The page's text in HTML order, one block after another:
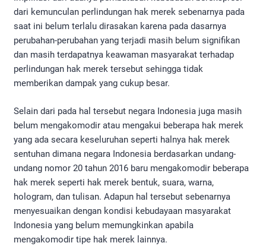
dari kemunculan perlindungan hak merek sebenarnya pada
saat ini belum terlalu dirasakan karena pada dasarnya
perubahan-perubahan yang terjadi masih belum signifikan
dan masih terdapatnya keawaman masyarakat terhadap
perlindungan hak merek tersebut sehingga tidak
memberikan dampak yang cukup besar.
Selain dari pada hal tersebut negara Indonesia juga masih
belum mengakomodir atau mengakui beberapa hak merek
yang ada secara keseluruhan seperti halnya hak merek
sentuhan dimana negara Indonesia berdasarkan undang-
undang nomor 20 tahun 2016 baru mengakomodir beberapa
hak merek seperti hak merek bentuk, suara, warna,
hologram, dan tulisan. Adapun hal tersebut sebenarnya
menyesuaikan dengan kondisi kebudayaan masyarakat
Indonesia yang belum memungkinkan apabila
mengakomodir tipe hak merek lainnya.